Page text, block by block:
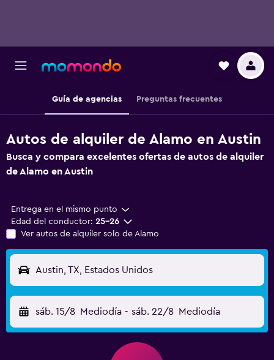
Guía de agencias Preguntas frecuentes
Autos de alquiler de Alamo en Austin
Busca y compara excelentes ofertas de autos de alquiler
de Alamo en Austin
Entrega en el mismo punto
Edad del conductor: 25-26
Ver autos de alquiler solo de Alamo
Austin, TX, Estados Unidos
sáb. 15/8 Mediodía - sáb. 22/8 Mediodía